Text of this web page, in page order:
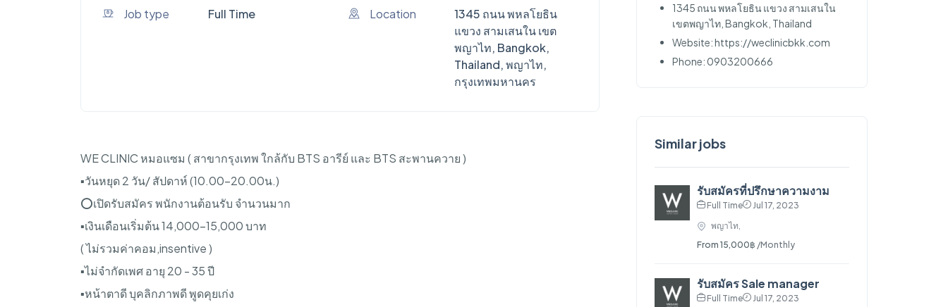
Job type
Full Time Location
1345 ถนน พหลโยธิน
แขวง สามเสนใน เขต
พญาไท, Bangkok,
Thailand, พญาไท,
กรุงเทพมหานคร
WE CLINIC หมอแซม ( สาขากรุงเทพ ใกล้กับ BTS อารีย์ และ BTS สะพานควาย )
▪️วันหยุด 2 วัน/ สัปดาห์ (10.00-20.00น.)
⭕️เปิดรับสมัคร พนักงานต้อนรับ จำนวนมาก
▪️เงินเดือนเริ่มต้น 14,000-15,000 บาท
( ไม่รวมค่าคอม,insentive )
▪️ไม่จำกัดเพศ อายุ 20 - 35 ปี
▪️หน้าตาดี บุคลิกภาพดี พูดคุยเก่ง
1345 ถนน พหลโยธิน แขวง สามเสนใน
เขตพญาไท, Bangkok, Thailand
Website: https://weclinicbkk.com
Phone: 0903200666
Similar jobs
รับสมัครที่ปรึกษาความงาม
Full Time
Jul 17, 2023
พญาไท,
From 15,000฿ /Monthly
รับสมัคร Sale manager
Full Time
Jul 17, 2023